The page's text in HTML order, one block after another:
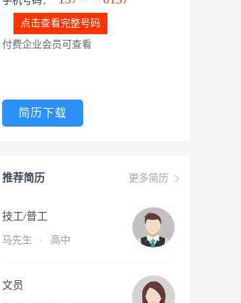
点击查看完整号码
付费企业会员可查看
简历下载
更多简历
推荐简历
技工/普工
马先生 · 高中
文员